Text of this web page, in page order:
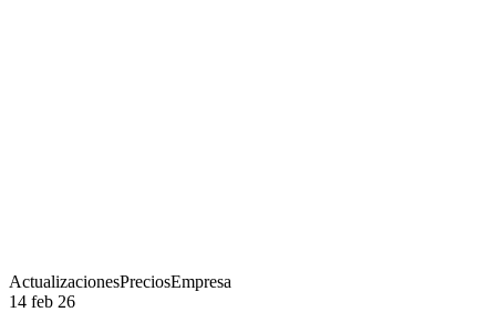
ActualizacionesPreciosEmpresa
14 feb 26